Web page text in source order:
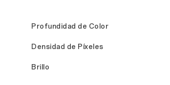
Profundidad de Color
Densidad de Píxeles
Brillo